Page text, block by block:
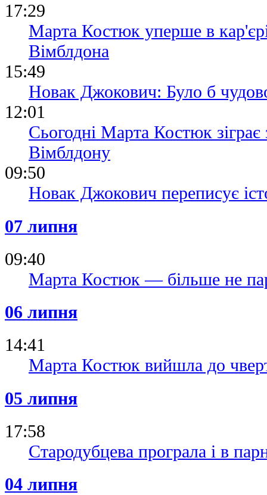
17:29
Марта Костюк уперше в
Вімблдона
15:49
Новак Джокович: Було б
12:01
Сьогодні Марта Костюк зіграє
Вімблдону
09:50
Новак Джокович переписує
07 липня
09:40
Марта Костюк — більше не
06 липня
14:41
Марта Костюк вийшла до
05 липня
17:58
Стародубцева програла і в
04 липня